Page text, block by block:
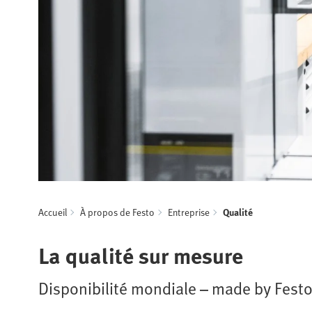
Accueil À propos de Festo Entreprise Qualité
La qualité sur mesure
Disponibilité mondiale – made by Festo